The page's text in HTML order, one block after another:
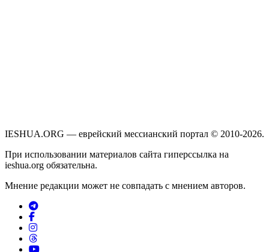
IESHUA.ORG — еврейский мессианский портал © 2010-2026.
При использовании материалов сайта гиперссылка на
ieshua.org обязательна.
Мнение редакции может не совпадать с мнением авторов.